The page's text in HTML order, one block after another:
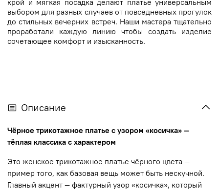
крой и мягкая посадка делают платье универсальным
выбором для разных случаев от повседневных прогулок
до стильных вечерних встреч. Наши мастера тщательно
проработали каждую линию чтобы создать изделие
сочетающее комфорт и изысканность.
Описание
Чёрное трикотажное платье с узором «косичка» —
тёплая классика с характером
Это женское трикотажное платье чёрного цвета —
пример того, как базовая вещь может быть нескучной.
Главный акцент — фактурный узор «косичка», который